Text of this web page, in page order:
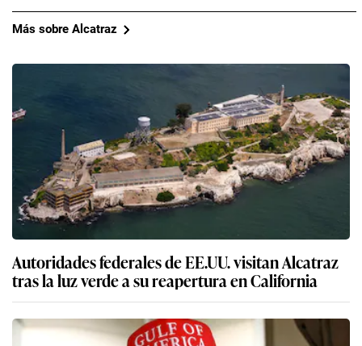
Más sobre Alcatraz
Autoridades federales de EE.UU. visitan Alcatraz
tras la luz verde a su reapertura en California